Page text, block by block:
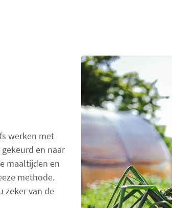
werken met
en naar
maaltijden en
methode.
zeker van de